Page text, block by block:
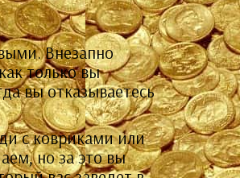
Внезапно
только вы
вы отказываетесь
с ковриками или
но за это вы